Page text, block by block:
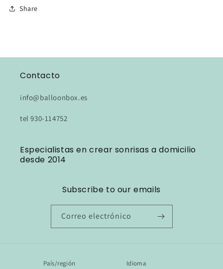
Share
Contacto
info@balloonbox.es
tel 930-114752
Especialistas en crear sonrisas a domicilio
desde 2014
Subscribe to our emails
Correo electrónico
País/región Idioma